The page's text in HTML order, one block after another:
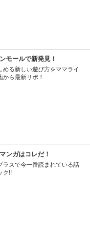
モールで新発見！
める新しい遊び方をママライ
から最新リポ！
ンガはコレだ！
ラスで今一番読まれている話
ク!!